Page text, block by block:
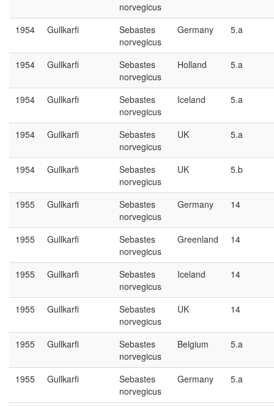
norvegicus
1954 Gullkarfi
Sebastes
norvegicus
Germany 5.a
1954 Gullkarfi
Sebastes
norvegicus
Holland 5.a
1954 Gullkarfi
Sebastes
norvegicus
Iceland 5.a
1954 Gullkarfi
Sebastes
norvegicus
UK 5.a
1954 Gullkarfi
Sebastes
norvegicus
UK 5.b
1955 Gullkarfi
Sebastes
norvegicus
Germany 14
1955 Gullkarfi
Sebastes
norvegicus
Greenland 14
1955 Gullkarfi
Sebastes
norvegicus
Iceland 14
1955 Gullkarfi
Sebastes
norvegicus
UK 14
1955 Gullkarfi
Sebastes
norvegicus
Belgium 5.a
1955 Gullkarfi
Sebastes
norvegicus
Germany 5.a